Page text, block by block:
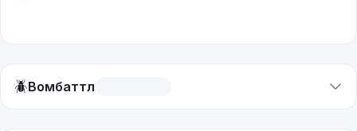
🪲Вомбаттл